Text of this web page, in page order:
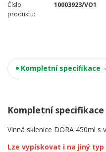
Číslo
produktu:
10003923/VO1
Kompletní specifikace
Kompletní specifikace
Vinná sklenice DORA 450ml s
Lze vypískovat i na jiný